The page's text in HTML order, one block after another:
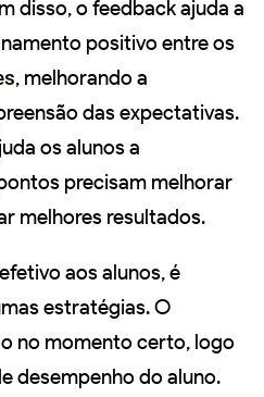
disso, o feedback ajuda a
positivo entre os
, melhorando a
das expectativas.
os alunos a
precisam melhorar
melhores resultados.
aos alunos, é
estratégias. O
no momento certo, logo
desempenho do aluno.